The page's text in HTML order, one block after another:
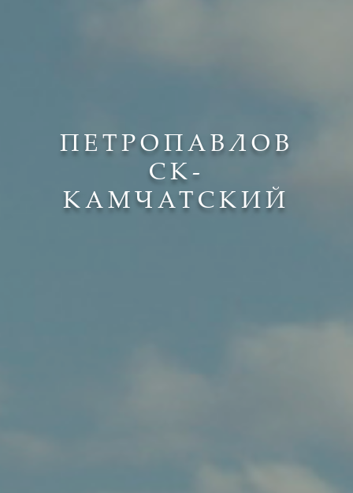
ПЕТРОПАВЛОВ
СК-
КАМЧАТСКИЙ